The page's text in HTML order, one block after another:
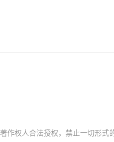
权人合法授权，禁止一切形式